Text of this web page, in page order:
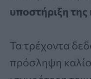
υποστήριξη της
Τα τρέχοντα
πρόσληψη